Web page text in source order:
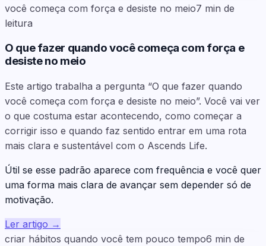
você começa com força e desiste no meio7 min de
leitura
O que fazer quando você começa com força e
desiste no meio
Este artigo trabalha a pergunta “O que fazer quando
você começa com força e desiste no meio”. Você vai ver
o que costuma estar acontecendo, como começar a
corrigir isso e quando faz sentido entrar em uma rota
mais clara e sustentável com o Ascends Life.
Útil se esse padrão aparece com frequência e você quer
uma forma mais clara de avançar sem depender só de
motivação.
Ler artigo →
criar hábitos quando você tem pouco tempo6 min de